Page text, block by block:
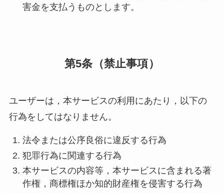
害金を支払うものとします。
第5条（禁止事項）
ユーザーは，本サービスの利用にあたり，以下の
行為をしてはなりません。
法令または公序良俗に違反する行為
犯罪行為に関連する行為
本サービスの内容等，本サービスに含まれる著
作権，商標権ほか知的財産権を侵害する行為